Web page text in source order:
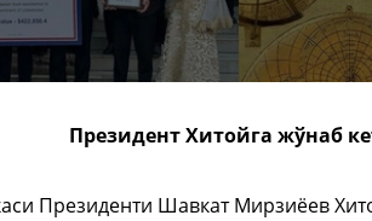
Президент Хитойга жўнаб
Президенти Шавкат Мирзиёев